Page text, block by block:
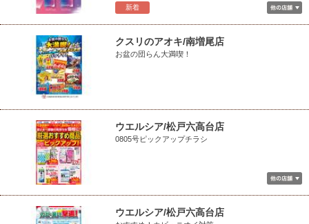
新着
クスリのアオキ/南増尾店
お盆の団らん大満喫！
ウエルシア/松戸六高台店
0805号ピックアップチラシ
ウエルシア/松戸六高台店